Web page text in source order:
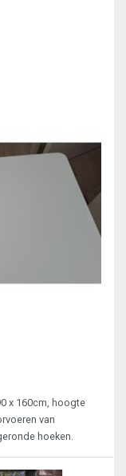
x 160cm, hoogte
van
hoeken.